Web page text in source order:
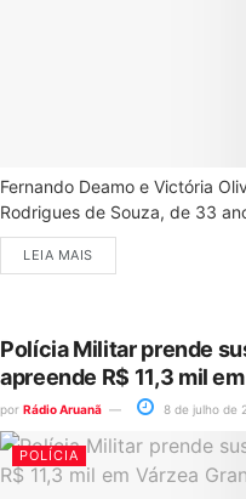
Fernando Deamo e Victória
Rodrigues de Souza, de 33
LEIA MAIS
Polícia Militar prende
apreende R$ 11,3 mil
por Rádio Aruanã 8 de julho de
POLÍCIA